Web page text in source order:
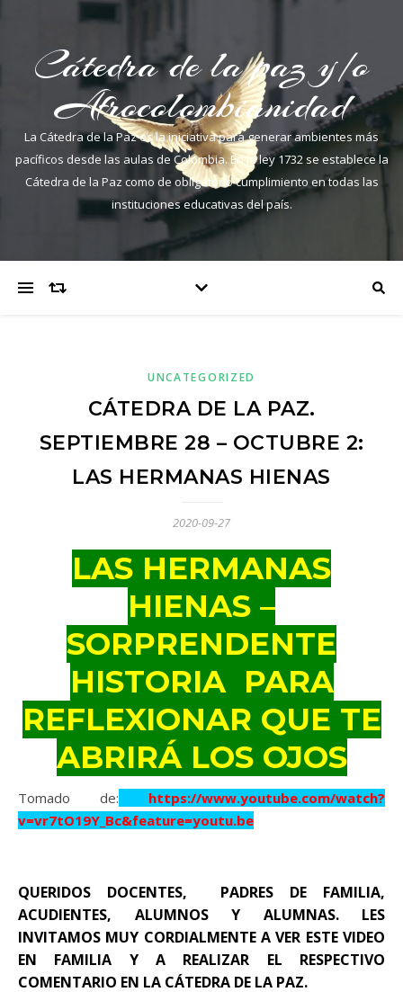
Cátedra de la paz y/o
Afrocolombianidad
La Cátedra de la Paz es la iniciativa para generar ambientes más
pacíficos desde las aulas de Colombia. En la ley 1732 se establece la
Cátedra de la Paz como de obligatorio cumplimiento en todas las
instituciones educativas del país.
UNCATEGORIZED
CÁTEDRA DE LA PAZ.
SEPTIEMBRE 28 – OCTUBRE 2:
LAS HERMANAS HIENAS
2020-09-27
LAS HERMANAS
HIENAS –
SORPRENDENTE
HISTORIA PARA
REFLEXIONAR QUE TE
ABRIRÁ LOS OJOS
Tomado de:
https://www.youtube.com/watch?
v=vr7tO19Y_Bc&feature=youtu.be
QUERIDOS DOCENTES, PADRES DE FAMILIA,
ACUDIENTES, ALUMNOS Y ALUMNAS. LES
INVITAMOS MUY CORDIALMENTE A VER ESTE VIDEO
EN FAMILIA Y A REALIZAR EL RESPECTIVO
COMENTARIO EN LA CÁTEDRA DE LA PAZ.